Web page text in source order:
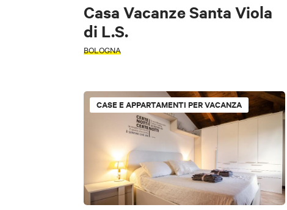
Casa Vacanze Santa Viola
di L.S.
BOLOGNA
CASE E APPARTAMENTI PER VACANZA